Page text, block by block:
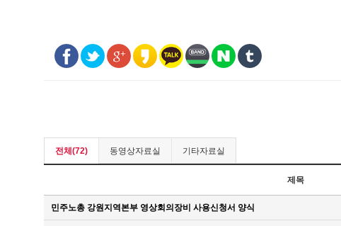
전체(72) 동영상자료실 기타자료실
제목
민주노총 강원지역본부 영상회의장비 사용신청서 양식